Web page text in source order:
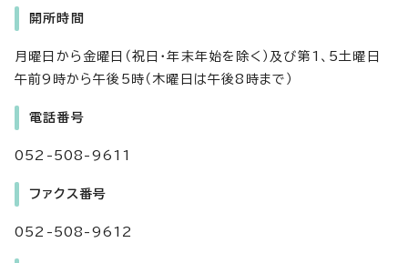
開所時間
月曜日から金曜日（祝日・年末年始を除く）及び第1、5土曜日
午前9時から午後5時（木曜日は午後8時まで）
電話番号
052-508-9611
ファクス番号
052-508-9612